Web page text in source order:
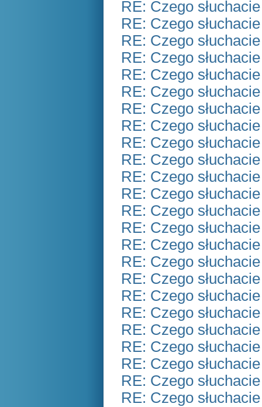
RE: Czego
RE: Czego
RE: Czego
RE: Czego
RE: Czego
RE: Czego
RE: Czego
RE: Czego
RE: Czego
RE: Czego
RE: Czego
RE: Czego
RE: Czego
RE: Czego
RE: Czego
RE: Czego
RE: Czego
RE: Czego
RE: Czego
RE: Czego
RE: Czego
RE: Czego
RE: Czego
RE: Czego